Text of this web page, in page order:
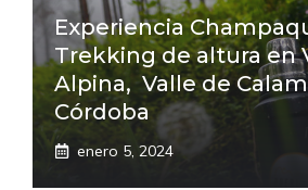
Experiencia
Trekking de altura en
Alpina, Valle de
Córdoba
enero 5, 2024